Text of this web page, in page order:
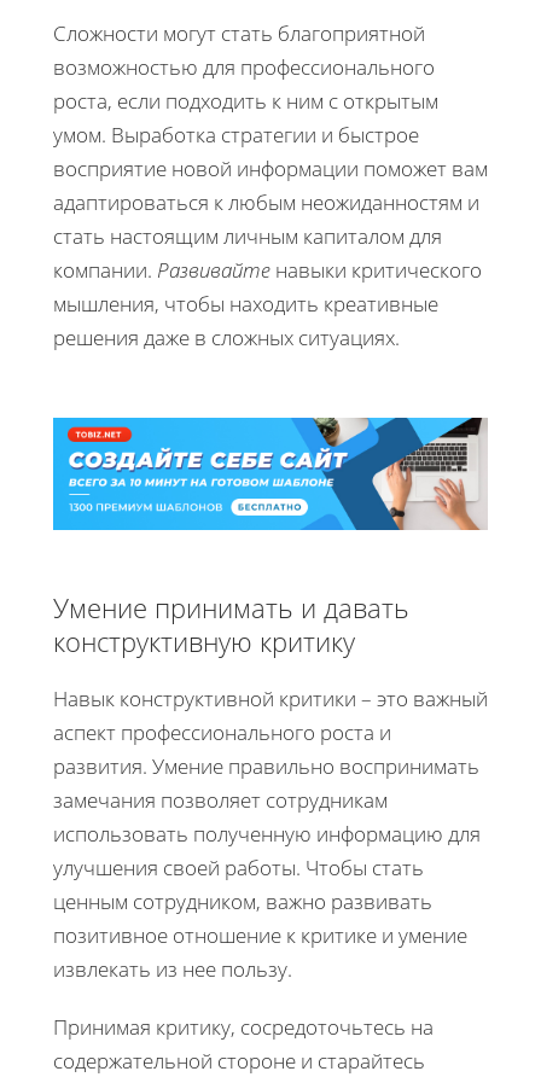
Сложности могут стать благоприятной
возможностью для профессионального
роста, если подходить к ним с открытым
умом. Выработка стратегии и быстрое
восприятие новой информации поможет вам
адаптироваться к любым неожиданностям и
стать настоящим личным капиталом для
компании. Развивайте навыки критического
мышления, чтобы находить креативные
решения даже в сложных ситуациях.
Умение принимать и давать
конструктивную критику
Навык конструктивной критики – это важный
аспект профессионального роста и
развития. Умение правильно воспринимать
замечания позволяет сотрудникам
использовать полученную информацию для
улучшения своей работы. Чтобы стать
ценным сотрудником, важно развивать
позитивное отношение к критике и умение
извлекать из нее пользу.
Принимая критику, сосредоточьтесь на
содержательной стороне и старайтесь